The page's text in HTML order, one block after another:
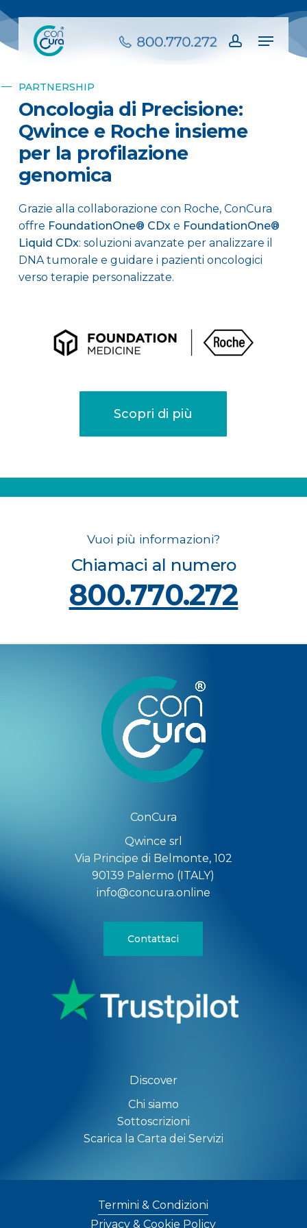
Skip
main
account
Menu
PARTNERSHIP
Oncologia di Precisione:
Qwince e Roche insieme
per la profilazione
genomica
Grazie alla collaborazione con Roche, ConCura
offre FoundationOne® CDxe FoundationOne®
Liquid CDx: soluzioni avanzate per analizzare il
DNA tumorale e guidare i pazienti oncologici
verso terapie personalizzate.
Scopri di più
Vuoi più informazioni?
Chiamaci al numero
800.770.272
ConCura
Qwince srl
Via Principe di Belmonte, 102
90139 Palermo (ITALY)
info@concura.online
Contattaci
Discover
Chi siamo
Sottoscrizioni
Scarica la Carta dei Servizi
Termini & Condizioni
Privacy & Cookie Policy